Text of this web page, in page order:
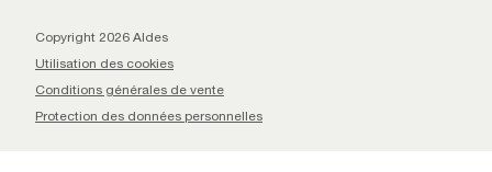
Copyright 2026 Aldes
Utilisation des cookies
Conditions générales de vente
Protection des données personnelles